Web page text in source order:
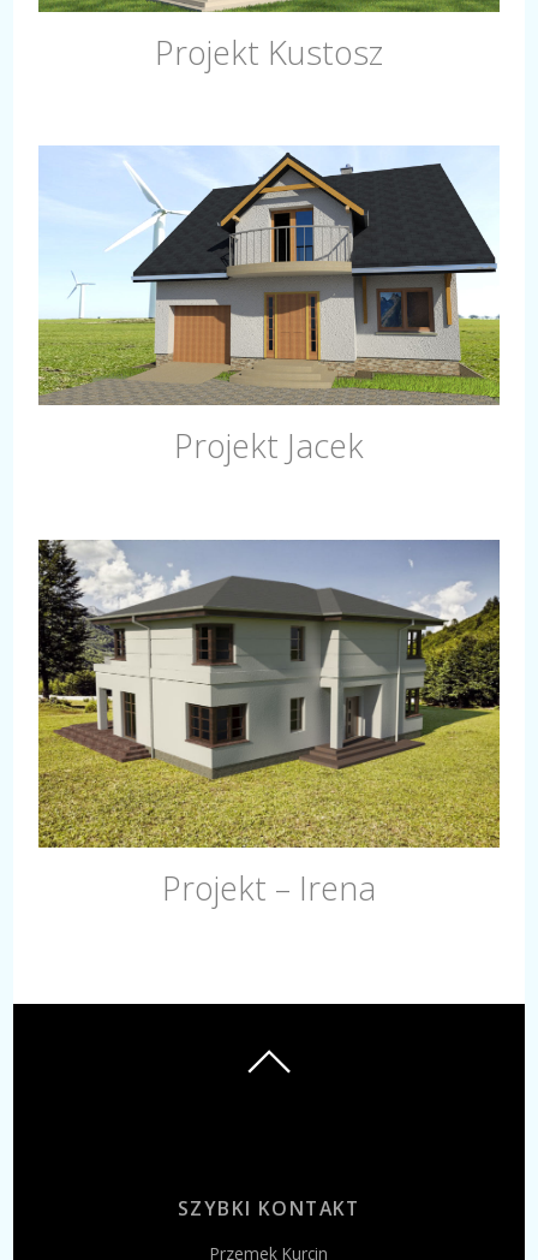
Projekt Kustosz
Projekt Jacek
Projekt – Irena
SZYBKI KONTAKT
Przemek Kurcin